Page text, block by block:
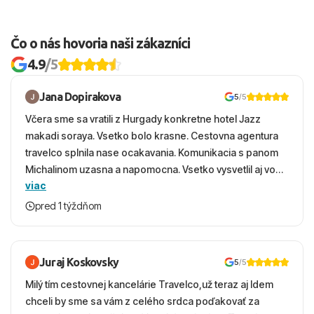
Čo o nás hovoria naši zákazníci
4.9/5
Jana Dopirakova 5/5
Včera sme sa vratili z Hurgady konkretne hotel Jazz
makadi soraya. Vsetko bolo krasne. Cestovna agentura
travelco splnila nase ocakavania. Komunikacia s panom
Michalinom uzasna a napomocna. Vsetko vysvetlil aj vo
vecernych hodinach zaco sa ospravedlnujem. Hotel
krasny, cisty. Sluzby top. Strava, prostredie, more,
viac
pred 1 týždňom
Juraj Koskovsky 5/5
Milý tím cestovnej kancelárie Travelco,už teraz aj Idem
chceli by sme sa vám z celého srdca poďakovať za